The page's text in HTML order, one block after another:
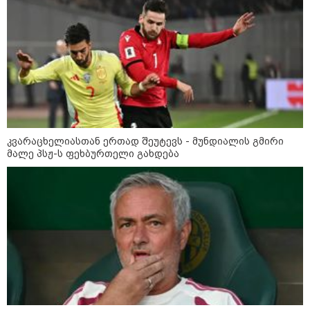
მსოფლიო
13:15 / 08-08-2026
კვარაცხელიასთან ერთად შეუტევს - მუნდიალის გმირი
მალე პსჟ-ს ფეხბურთელი გახდება